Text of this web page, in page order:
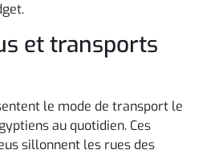
et transports
le mode de transport le
au quotidien. Ces
sillonnent les rues des